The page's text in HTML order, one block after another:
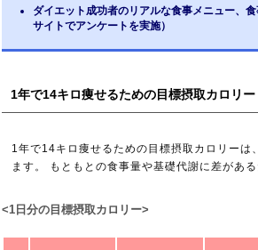
ダイエット成功者のリアルな食事メニュー、
サイトでアンケートを実施）
1年で14キロ痩せるための目標摂取カロリー
1年で14キロ痩せるための目標摂取カロリーは
ます。 もともとの食事量や基礎代謝に差がある
<1日分の目標摂取カロリー>